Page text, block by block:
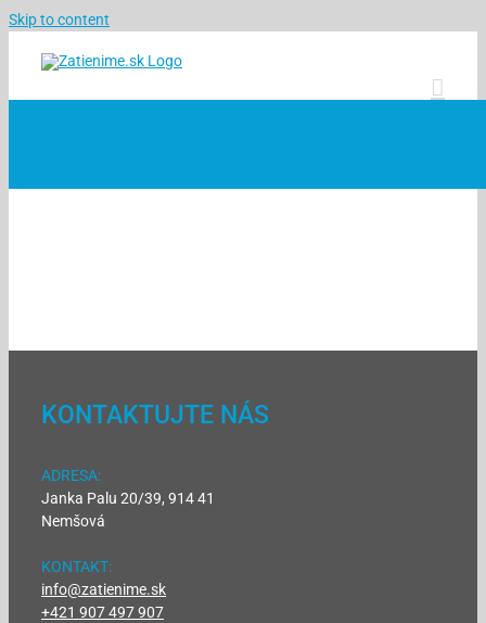
Skip to content
KONTAKTUJTE NÁS
ADRESA:
Janka Palu 20/39, 914 41
Nemšová
KONTAKT:
info@zatienime.sk
+421 907 497 907